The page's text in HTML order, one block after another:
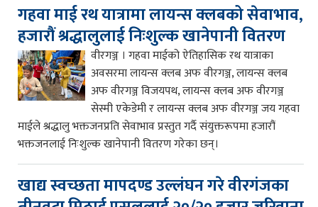
गहवा माई रथ यात्रामा लायन्स क्लबको सेवाभाव,
हजारौं श्रद्धालुलाई निःशुल्क खानेपानी वितरण
वीरगञ्ज । गहवा माईको ऐतिहासिक रथ यात्राका
अवसरमा लायन्स क्लब अफ वीरगञ्ज, लायन्स क्लब
अफ वीरगञ्ज विजयपथ, लायन्स क्लब अफ वीरगञ्ज
सेस्मी एकेडेमी र लायन्स क्लब अफ वीरगञ्ज जय गहवा
माईले श्रद्धालु भक्तजनप्रति सेवाभाव प्रस्तुत गर्दै संयुक्तरूपमा हजारौं
भक्तजनलाई निःशुल्क खानेपानी वितरण गरेका छन्।
खाद्य स्वच्छता मापदण्ड उल्लंघन गरे वीरगंजका